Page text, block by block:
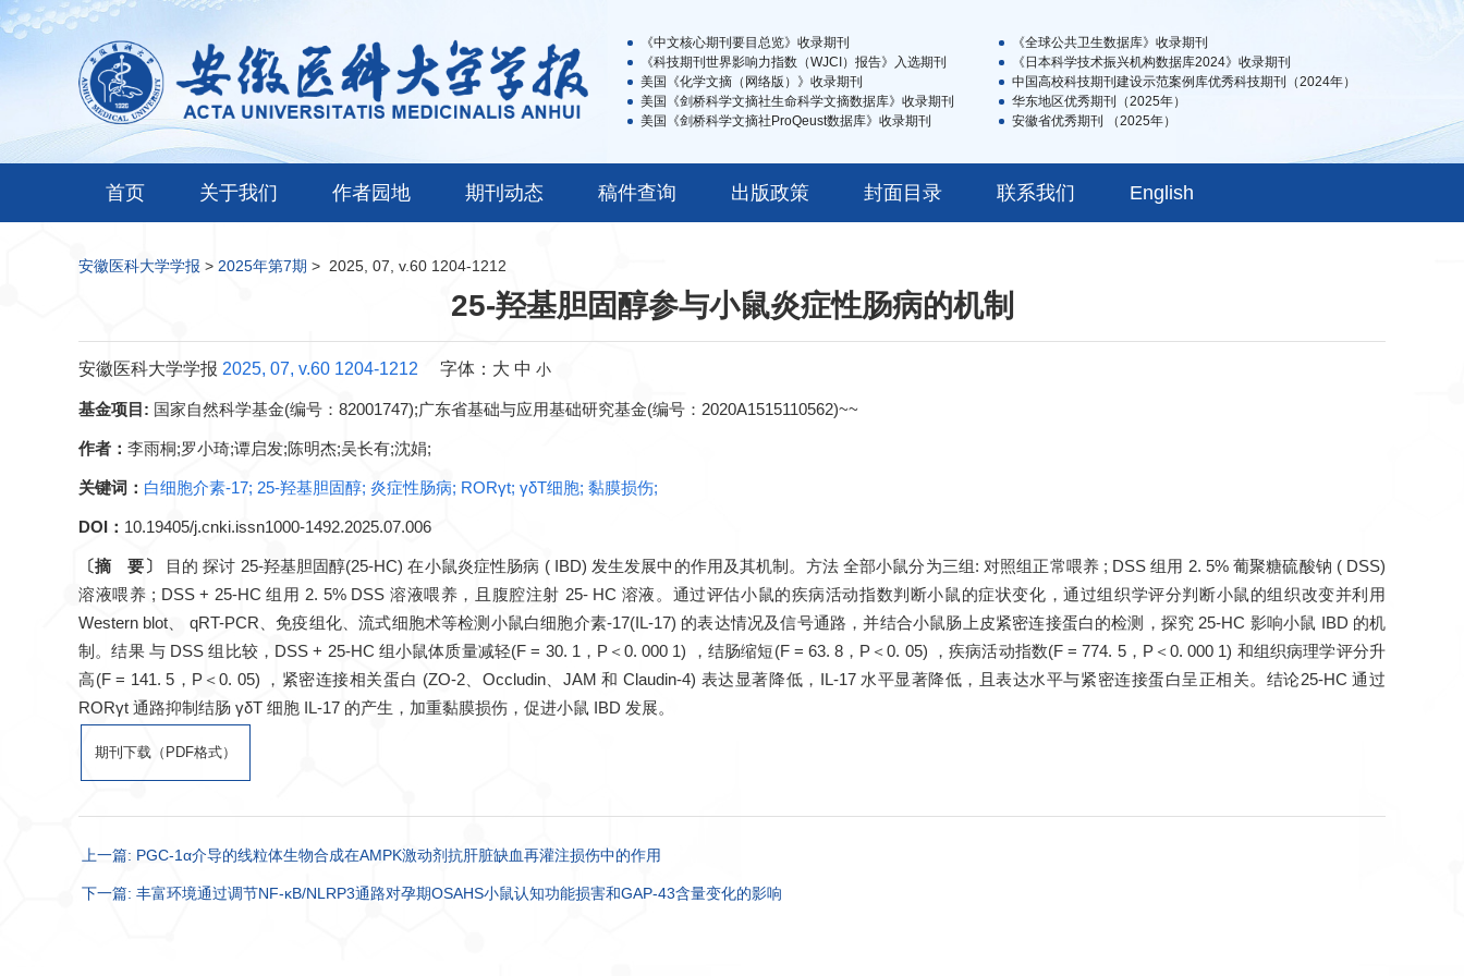
《中文核心期刊要目总览》收录期刊
《科技期刊世界影响力指数（WJCI）报告》入选期刊
美国《化学文摘（网络版）》收录期刊
美国《剑桥科学文摘社生命科学文摘数据库》收录期刊
美国《剑桥科学文摘社ProQeust数据库》收录期刊
《全球公共卫生数据库》收录期刊
《日本科学技术振兴机构数据库2024》收录期刊
中国高校科技期刊建设示范案例库优秀科技期刊（2024年）
华东地区优秀期刊（2025年）
安徽省优秀期刊 （2025年）
首页 关于我们 作者园地 期刊动态 稿件查询 出版政策 封面目录 联系我们 English
安徽医科大学学报 > 2025年第7期 > 2025, 07, v.60 1204-1212
25-羟基胆固醇参与小鼠炎症性肠病的机制
安徽医科大学学报 2025, 07, v.60 1204-1212 字体： 大 中 小
基金项目: 国家自然科学基金(编号：82001747);广东省基础与应用基础研究基金(编号：2020A1515110562)~~
作者： 李雨桐;罗小琦;谭启发;陈明杰;吴长有;沈娟;
关键词： 白细胞介素-17; 25-羟基胆固醇; 炎症性肠病; RORγt; γδT细胞; 黏膜损伤;
DOI： 10.19405/j.cnki.issn1000-1492.2025.07.006
〔摘 要〕
目的 探讨 25-羟基胆固醇(25-HC) 在小鼠炎症性肠病 ( IBD) 发生发展中的作用及其机制。方法 全部小鼠分为三组: 对照组正常喂养 ; DSS 组用 2. 5% 葡聚糖硫酸钠 ( DSS)
溶液喂养 ; DSS + 25-HC 组用 2. 5% DSS 溶液喂养，且腹腔注射 25- HC 溶液。通过评估小鼠的疾病活动指数判断小鼠的症状变化，通过组织学评分判断小鼠的组织改变并利用
Western blot、 qRT-PCR、免疫组化、流式细胞术等检测小鼠白细胞介素-17(IL-17) 的表达情况及信号通路，并结合小鼠肠上皮紧密连接蛋白的检测，探究 25-HC 影响小鼠 IBD 的机
制。结果 与 DSS 组比较，DSS + 25-HC 组小鼠体质量减轻(F = 30. 1，P＜0. 000 1) ，结肠缩短(F = 63. 8，P＜0. 05) ，疾病活动指数(F = 774. 5，P＜0. 000 1) 和组织病理学评分升
高(F = 141. 5，P＜0. 05) ，紧密连接相关蛋白 (ZO-2、Occludin、JAM 和 Claudin-4) 表达显著降低，IL-17 水平显著降低，且表达水平与紧密连接蛋白呈正相关。结论25-HC 通过
RORγt 通路抑制结肠 γδT 细胞 IL-17 的产生，加重黏膜损伤，促进小鼠 IBD 发展。
期刊下载（PDF格式）
上一篇: PGC-1α介导的线粒体生物合成在AMPK激动剂抗肝脏缺血再灌注损伤中的作用
下一篇: 丰富环境通过调节NF-κB/NLRP3通路对孕期OSAHS小鼠认知功能损害和GAP-43含量变化的影响